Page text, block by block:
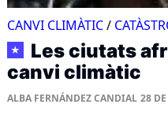
CANVI CLIMÀTIC/
★
Les ciutats
canvi climàtic
ALBA FERNÁNDEZ CANDIAL 28